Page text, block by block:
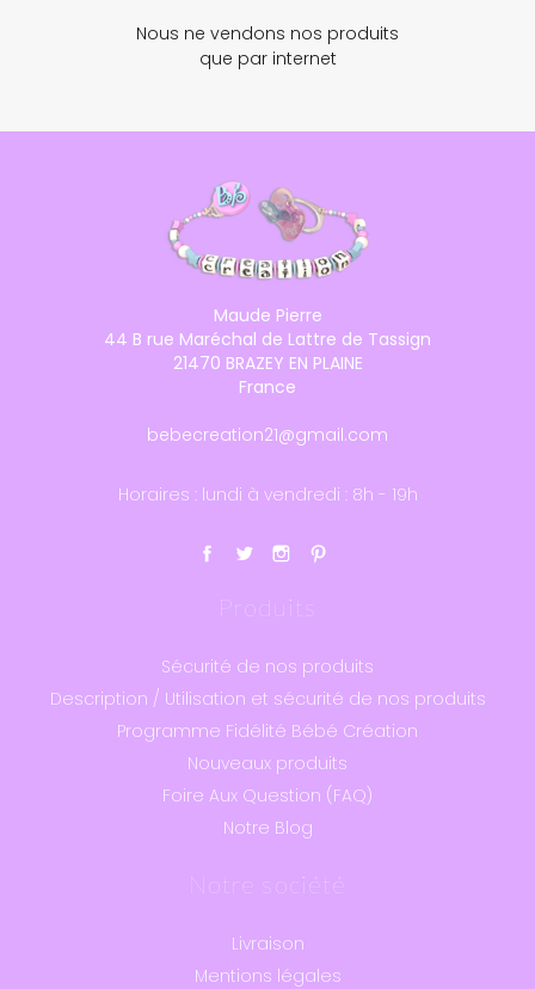
Nous ne vendons nos produits
que par internet
Maude Pierre
44 B rue Maréchal de Lattre de Tassign
21470 BRAZEY EN PLAINE
France
bebecreation21@gmail.com
Horaires : lundi à vendredi : 8h - 19h
Produits
Sécurité de nos produits
Description / Utilisation et sécurité de nos produits
Programme Fidélité Bébé Création
Nouveaux produits
Foire Aux Question (FAQ)
Notre Blog
Notre société
Livraison
Mentions légales